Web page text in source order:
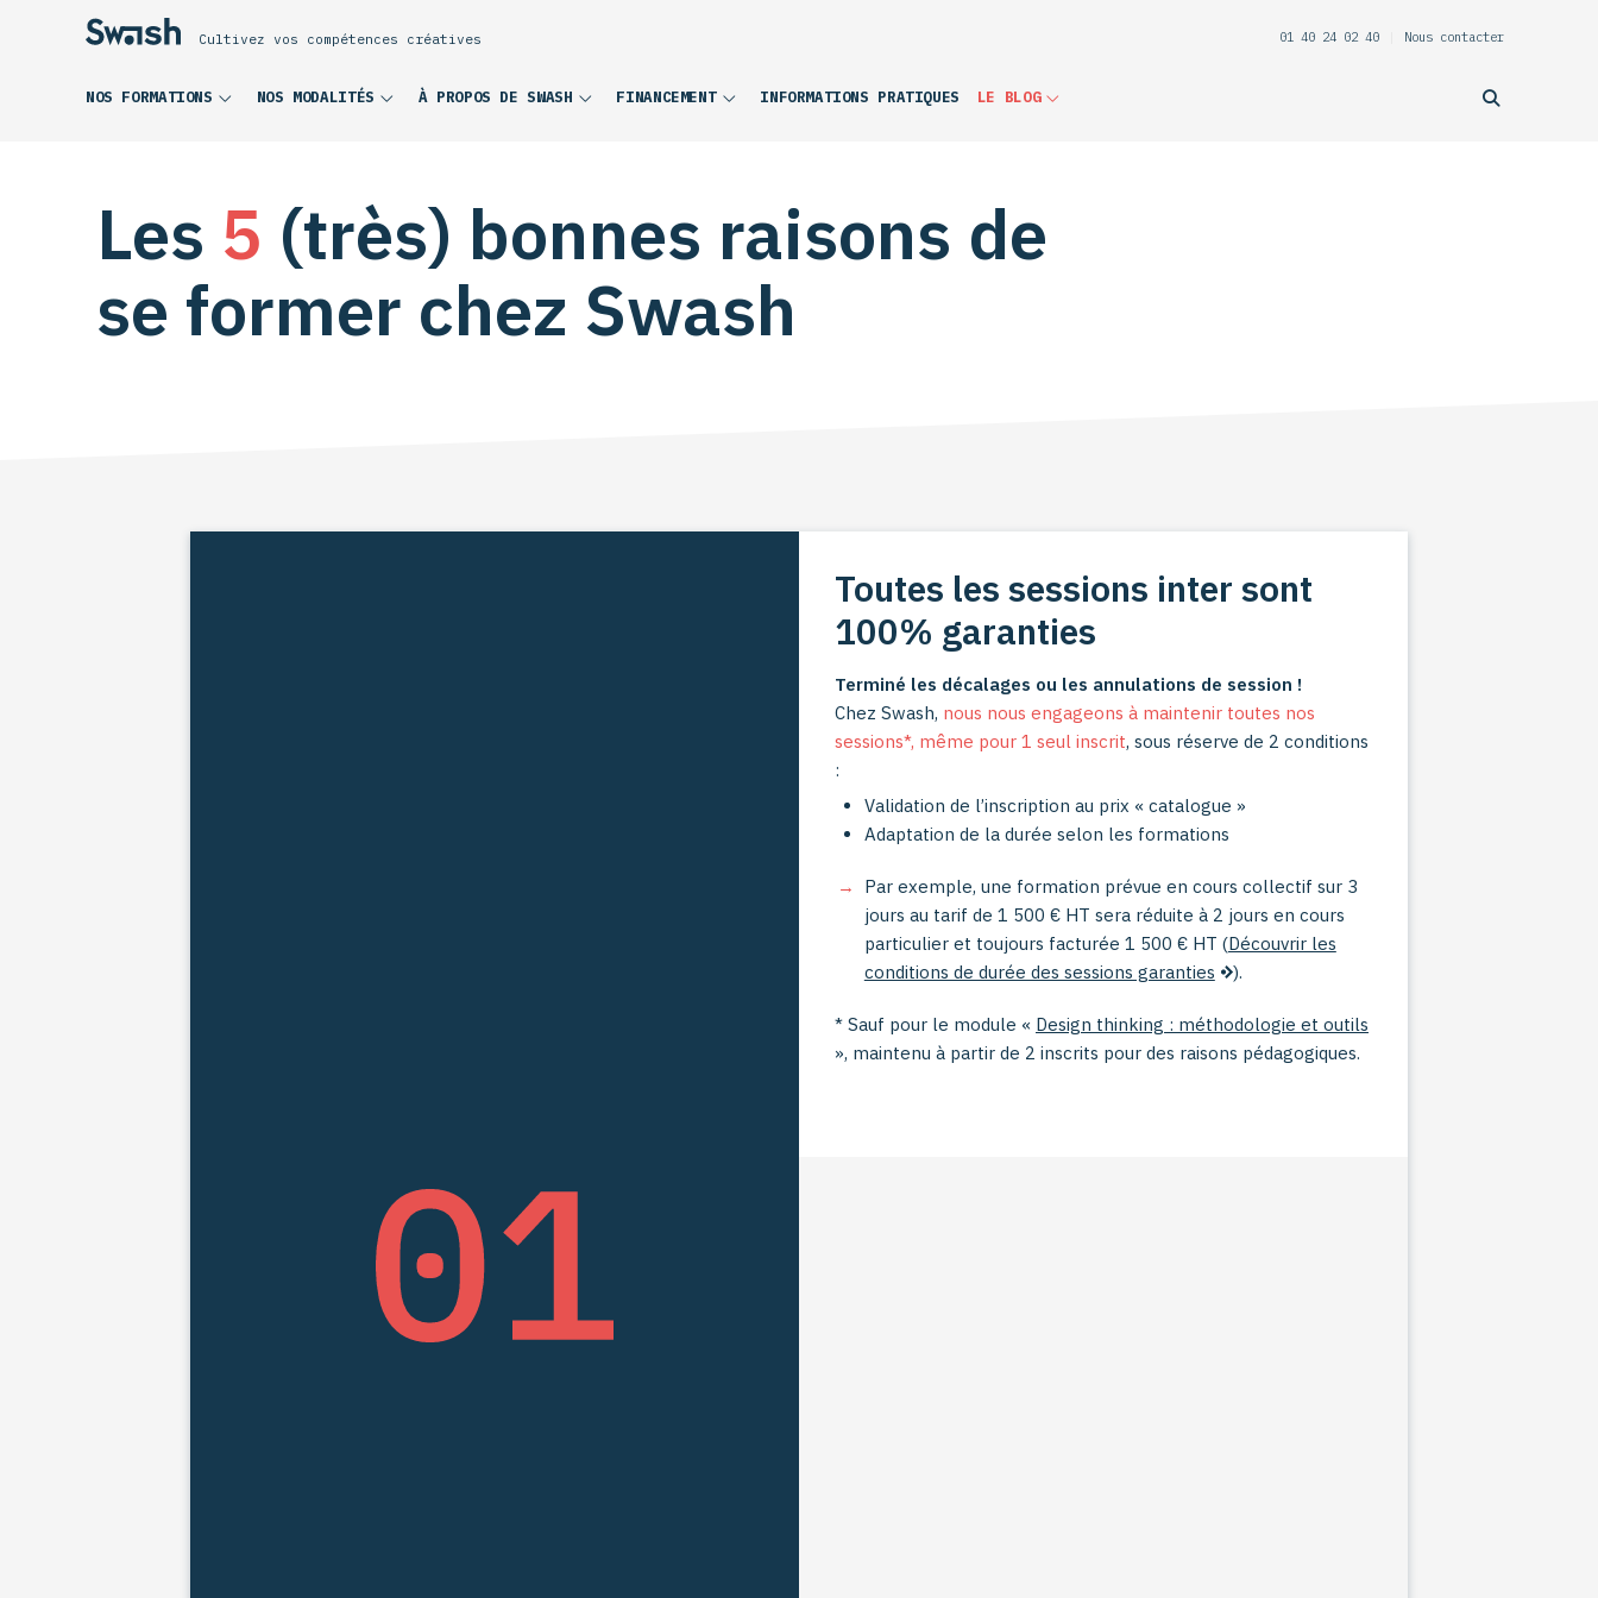
Cultivez vos compétences créatives 01 40 24 02 40 Nous contacter
NOS FORMATIONS NOS MODALITÉS À PROPOS DE SWASH FINANCEMENT INFORMATIONS PRATIQUES LE BLOG
Les 5 (très) bonnes raisons de
se former chez Swash
Toutes les sessions inter sont
100% garanties
Terminé les décalages ou les annulations de session !
Chez Swash, nous nous engageons à maintenir toutes nos
sessions*, même pour 1 seul inscrit, sous réserve de 2 conditions
:
Validation de l’inscription au prix « catalogue »
Adaptation de la durée selon les formations
Par exemple, une formation prévue en cours collectif sur 3
jours au tarif de 1 500 € HT sera réduite à 2 jours en cours
particulier et toujours facturée 1 500 € HT (Découvrir les
conditions de durée des sessions garanties
).
* Sauf pour le module « Design thinking : méthodologie et outils
», maintenu à partir de 2 inscrits pour des raisons pédagogiques.